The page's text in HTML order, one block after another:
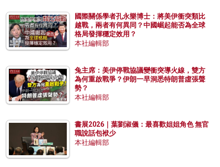
國際關係學者孔永樂博士：將美伊衝突類比
越戰，兩者有何異同？中國崛起能否為全球
格局發揮穩定效用？
本社編輯部
兔主席：美伊停戰協議變衝突導火線，雙方
為何重啟戰爭？伊朗一早洞悉特朗普虛張聲
勢？
本社編輯部
書展2026｜葉劉淑儀：最喜歡姐姐角色 無官
職說話包袱少
本社編輯部